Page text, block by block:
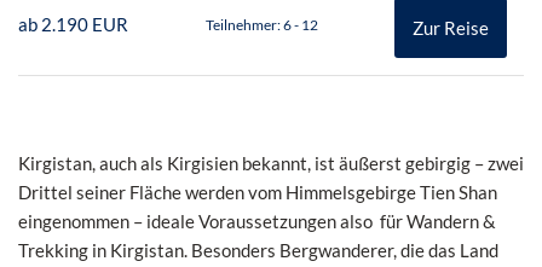
ab 2.190 EUR Teilnehmer: 6 - 12 Zur Reise
Kirgistan, auch als Kirgisien bekannt, ist äußerst gebirgig – zwei
Drittel seiner Fläche werden vom Himmelsgebirge Tien Shan
eingenommen – ideale Voraussetzungen also für Wandern &
Trekking in Kirgistan. Besonders Bergwanderer, die das Land